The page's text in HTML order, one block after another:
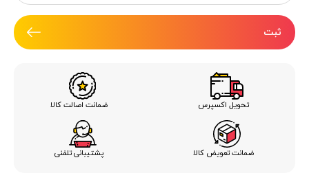
ثبت
تحویل اکسپرس ضمانت اصالت کالا
ضمانت تعویض کالا پشتیبانی تلفنی